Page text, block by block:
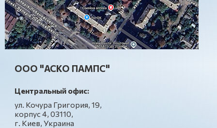
ООО "АСКО ПАМПС"
Центральный офис:
ул. Кочура Григория, 19,
корпус 4, 03110,
г. Киев, Украина